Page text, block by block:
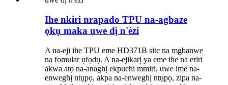
Ihe nkiri nrapado TPU na-agbaze
ọkụ maka uwe dị n'èzí
A na-eji ihe TPU eme HD371B site na mgbanwe
na fomular ụfọdụ. A na-ejikarị ya eme ihe na eriri
akwa atọ na-anaghị ekpuchi mmiri, uwe ime na-
enweghị ntụpọ, akpa na-enweghị ntụpọ, zipa na-